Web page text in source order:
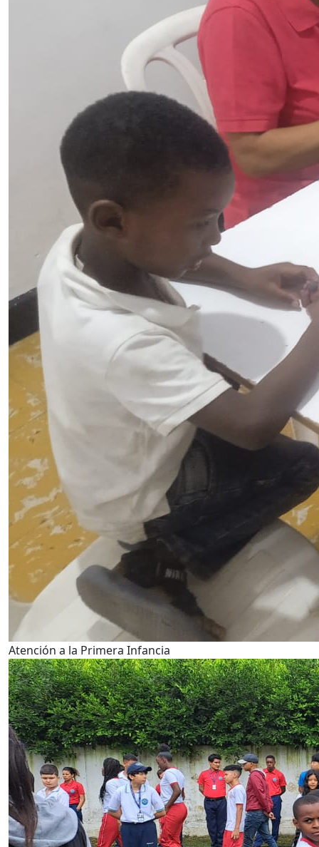
Atención a la Primera Infancia